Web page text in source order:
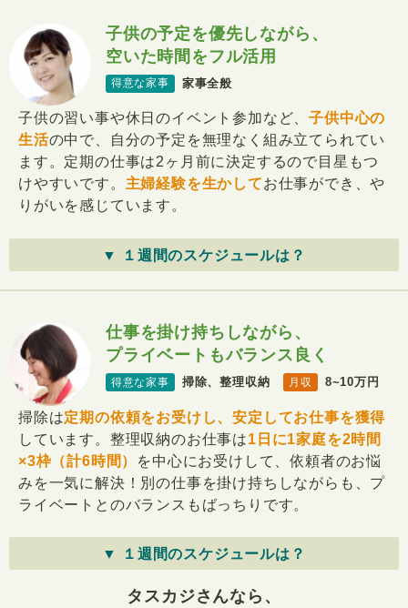
子供の予定を優先しながら、
空いた時間をフル活用
得意な家事 家事全般
子供の習い事や休日のイベント参加など、子供中心の
生活の中で、自分の予定を無理なく組み立てられてい
ます。定期の仕事は2ヶ月前に決定するので目星もつ
けやすいです。 主婦経験を生かしてお仕事ができ、や
りがいを感じています。
▼ １週間のスケジュールは？
仕事を掛け持ちしながら、
プライベートもバランス良く
得意な家事 掃除、整理収納 月収 8~10万円
掃除は定期の依頼をお受けし、安定してお仕事を獲得
しています。整理収納のお仕事は1日に1家庭を2時間
×3枠（計6時間）
を中心にお受けして、依頼者のお悩
みを一気に解決！別の仕事を掛け持ちしながらも、プ
ライベートとのバランスもばっちりです。
▼ １週間のスケジュールは？
タスカジさんなら、